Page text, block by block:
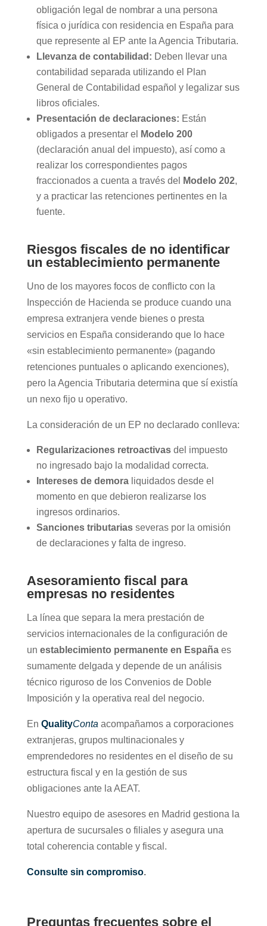
obligación legal de nombrar a una persona
física o jurídica con residencia en España para
que represente al EP ante la Agencia Tributaria.
Llevanza de contabilidad: Deben llevar una
contabilidad separada utilizando el Plan
General de Contabilidad español y legalizar sus
libros oficiales.
Presentación de declaraciones: Están
obligados a presentar el
Modelo 200
(declaración anual del impuesto), así como a
realizar los correspondientes pagos
fraccionados a cuenta a través del
Modelo 202,
y a practicar las retenciones pertinentes en la
fuente.
Riesgos fiscales de no identificar
un establecimiento permanente
Uno de los mayores focos de conflicto con la
Inspección de Hacienda se produce cuando una
empresa extranjera vende bienes o presta
servicios en España considerando que lo hace
«sin establecimiento permanente» (pagando
retenciones puntuales o aplicando exenciones),
pero la Agencia Tributaria determina que sí existía
un nexo fijo u operativo.
La consideración de un EP no declarado conlleva:
Regularizaciones retroactivasdel impuesto
no ingresado bajo la modalidad correcta.
Intereses de demoraliquidados desde el
momento en que debieron realizarse los
ingresos ordinarios.
Sanciones tributariasseveras por la omisión
de declaraciones y falta de ingreso.
Asesoramiento fiscal para
empresas no residentes
La línea que separa la mera prestación de
servicios internacionales de la configuración de
un establecimiento permanente en Españaes
sumamente delgada y depende de un análisis
técnico riguroso de los Convenios de Doble
Imposición y la operativa real del negocio.
En QualityConta acompañamos a corporaciones
extranjeras, grupos multinacionales y
emprendedores no residentes en el diseño de su
estructura fiscal y en la gestión de sus
obligaciones ante la AEAT.
Nuestro equipo de asesores en Madrid gestiona la
apertura de sucursales o filiales y asegura una
total coherencia contable y fiscal.
Consulte sin compromiso.
Preguntas frecuentes sobre el